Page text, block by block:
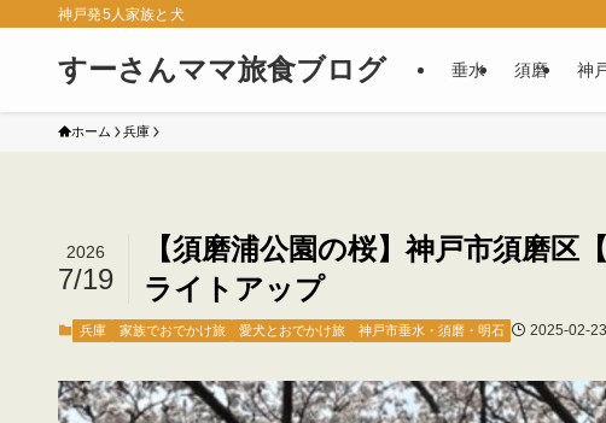
神戸発5人家族と犬
すーさんママ旅食ブログ 垂水 須磨 神
ホーム 兵庫
【須磨浦公園の桜】神戸市須磨区
ライトアップ
2026
7/19
兵庫 家族でおでかけ旅 愛犬とおでかけ旅 神戸市垂水・須磨・明石 2025-02-23